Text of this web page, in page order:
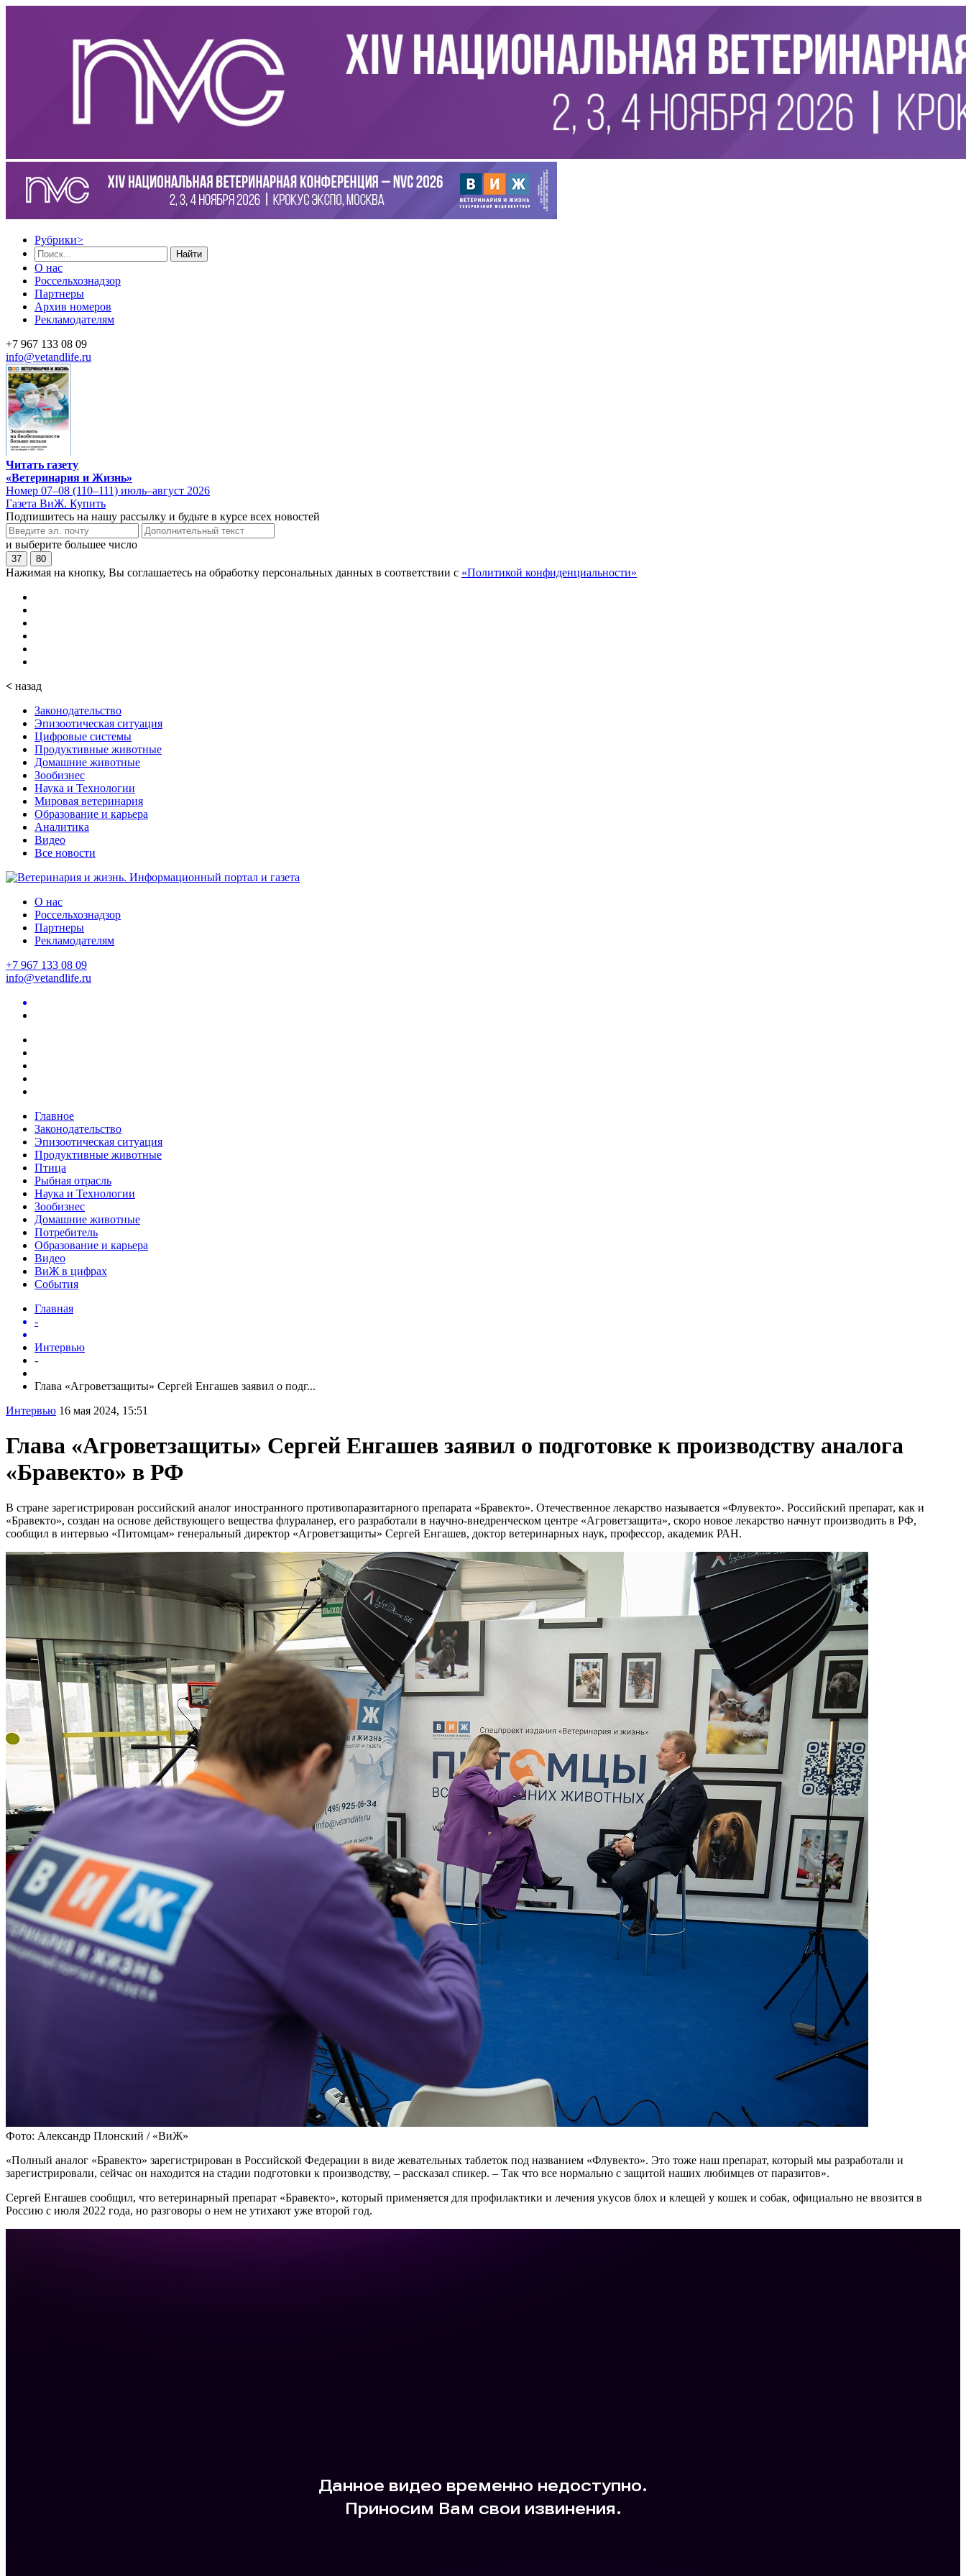
Рубрики>
Найти
О нас
Россельхознадзор
Партнеры
Архив номеров
Рекламодателям
+7 967 133 08 09
info@vetandlife.ru
Читать газету
«Ветеринария и Жизнь»
Номер 07–08 (110–111) июль–август 2026
Газета ВиЖ. Купить
Подпишитесь на нашу рассылку и будьте в курсе всех новостей
и выберите большее число
37 80
Нажимая на кнопку, Вы соглашаетесь на обработку персональных данных в соответствии с «Политикой конфиденциальности»
< назад
Законодательство
Эпизоотическая ситуация
Цифровые системы
Продуктивные животные
Домашние животные
Зообизнес
Наука и Технологии
Мировая ветеринария
Образование и карьера
Аналитика
Видео
Все новости
О нас
Россельхознадзор
Партнеры
Рекламодателям
+7 967 133 08 09
info@vetandlife.ru
Главное
Законодательство
Эпизоотическая ситуация
Продуктивные животные
Птица
Рыбная отрасль
Наука и Технологии
Зообизнес
Домашние животные
Потребитель
Образование и карьера
Видео
ВиЖ в цифрах
События
Главная
-
Интервью
-
Глава «Агроветзащиты» Сергей Енгашев заявил о подг...
Интервью 16 мая 2024, 15:51
Глава «Агроветзащиты» Сергей Енгашев заявил о подготовке к производству аналога
«Бравекто» в РФ
В стране зарегистрирован российский аналог иностранного противопаразитарного препарата «Бравекто». Отечественное лекарство называется «Флувекто». Российский препарат, как и
«Бравекто», создан на основе действующего вещества флураланер, его разработали в научно-внедренческом центре «Агроветзащита», скоро новое лекарство начнут производить в РФ,
сообщил в интервью «Питомцам» генеральный директор «Агроветзащиты» Сергей Енгашев, доктор ветеринарных наук, профессор, академик РАН.
Фото: Александр Плонский / «ВиЖ»
«Полный аналог «Бравекто» зарегистрирован в Российской Федерации в виде жевательных таблеток под названием «Флувекто». Это тоже наш препарат, который мы разработали и
зарегистрировали, сейчас он находится на стадии подготовки к производству, – рассказал спикер. – Так что все нормально с защитой наших любимцев от паразитов».
Сергей Енгашев сообщил, что ветеринарный препарат «Бравекто», который применяется для профилактики и лечения укусов блох и клещей у кошек и собак, официально не ввозится в
Россию с июля 2022 года, но разговоры о нем не утихают уже второй год.